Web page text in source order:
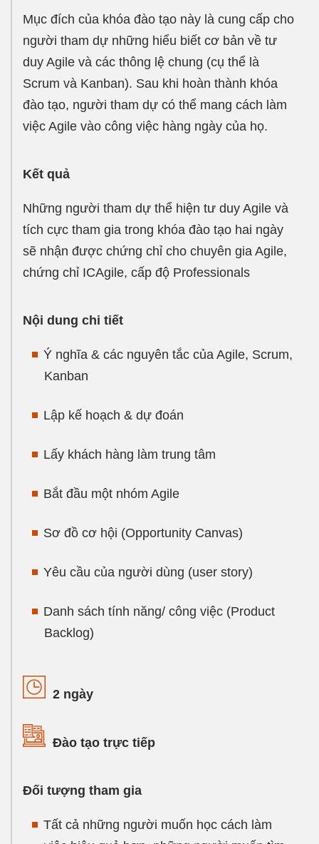
Mục đích của khóa đào tạo này là cung cấp cho
người tham dự những hiểu biết cơ bản về tư
duy Agile và các thông lệ chung (cụ thể là
Scrum và Kanban). Sau khi hoàn thành khóa
đào tạo, người tham dự có thể mang cách làm
việc Agile vào công việc hàng ngày của họ.
Kết quả
Những người tham dự thể hiện tư duy Agile và
tích cực tham gia trong khóa đào tạo hai ngày
sẽ nhận được chứng chỉ cho chuyên gia Agile,
chứng chỉ ICAgile, cấp độ Professionals
Nội dung chi tiết
Ý nghĩa & các nguyên tắc của Agile, Scrum,
Kanban
Lập kế hoạch & dự đoán
Lấy khách hàng làm trung tâm
Bắt đầu một nhóm Agile
Sơ đồ cơ hội (Opportunity Canvas)
Yêu cầu của người dùng (user story)
Danh sách tính năng/ công việc (Product
Backlog)
2 ngày
Đào tạo trực tiếp
Đối tượng tham gia
Tất cả những người muốn học cách làm